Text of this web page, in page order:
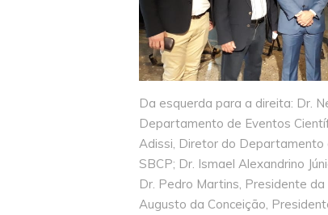
Da esquerda para a direita: Dr.
Departamento de Eventos
Adissi, Diretor do Departamento
SBCP; Dr. Ismael Alexandrino
Dr. Pedro Martins, Presidente
Augusto da Conceição,